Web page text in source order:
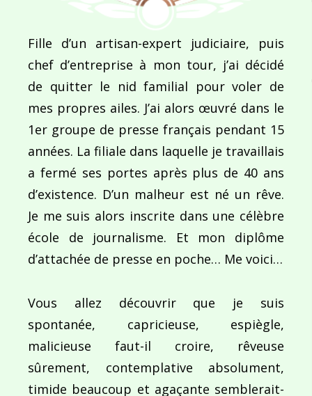
l’article
Urban draw
Fille d’un artisan-expert judiciaire, puis
chef d’entreprise à mon tour, j’ai décidé
de quitter le nid familial pour voler de
mes propres ailes. J’ai alors œuvré dans le
1er groupe de presse français pendant 15
années. La filiale dans laquelle je travaillais
a fermé ses portes après plus de 40 ans
d’existence. D’un malheur est né un rêve.
Je me suis alors inscrite dans une célèbre
école de journalisme. Et mon diplôme
d’attachée de presse en poche… Me voici…
Vous allez découvrir que je suis
spontanée, capricieuse, espiègle,
malicieuse faut-il croire, rêveuse
sûrement, contemplative absolument,
timide beaucoup et agaçante semblerait-